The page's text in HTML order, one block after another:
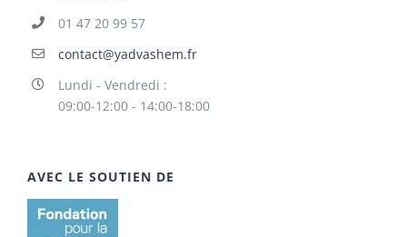
01 47 20 99 57
contact@yadvashem.fr
Lundi - Vendredi :
09:00-12:00 - 14:00-18:00
AVEC LE SOUTIEN DE